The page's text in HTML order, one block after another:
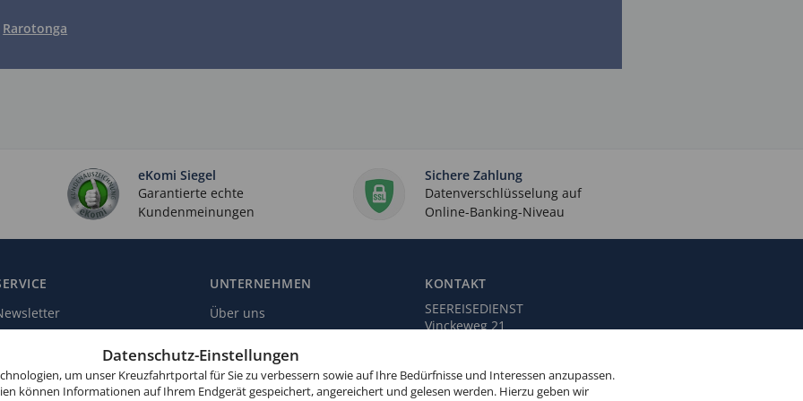
Rarotonga
eKomi Siegel
Garantierte echte
Kundenmeinungen
Sichere Zahlung
Datenverschlüsselung auf
Online-Banking-Niveau
UNTERNEHMEN
Über uns
Zahlungsmöglichkeiten
Affiliate-Programm
KONTAKT
SEEREISEDIENST
Vinckeweg 21
Buchungsservice:0203 / 30 98 00
(Mo. bis Fr. von 9.00 bis 18.00 Uhr,
Datenschutz-Einstellungen
um unser Kreuzfahrtportal für Sie zu verbessern sowie auf Ihre Bedürfnisse und Interessen anzupassen.
können Informationen auf Ihrem Endgerät gespeichert, angereichert und gelesen werden. Hierzu geben wir